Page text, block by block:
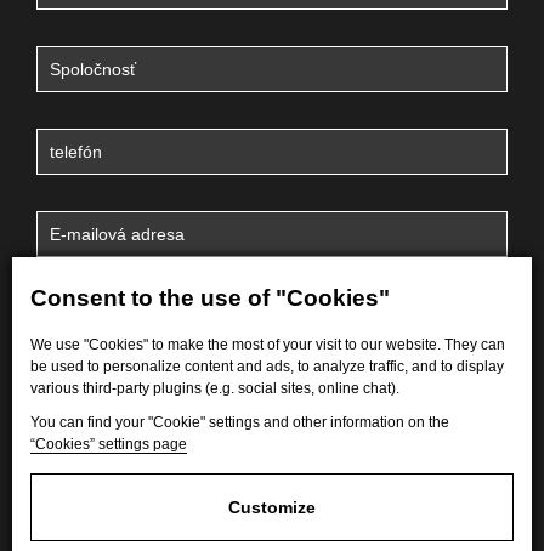
Consent to the use of "Cookies"
We use "Cookies" to make the most of your visit to our website. They can
be used to personalize content and ads, to analyze traffic, and to display
various third-party plugins (e.g. social sites, online chat).
You can find your "Cookie" settings and other information on the
“Cookies” settings page
Customize